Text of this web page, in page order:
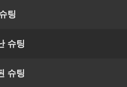
팅
슈팅
슈팅